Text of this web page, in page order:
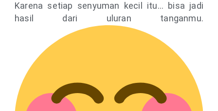
Karena setiap senyuman kecil itu… bisa jadi
hasil dari uluran tanganmu.